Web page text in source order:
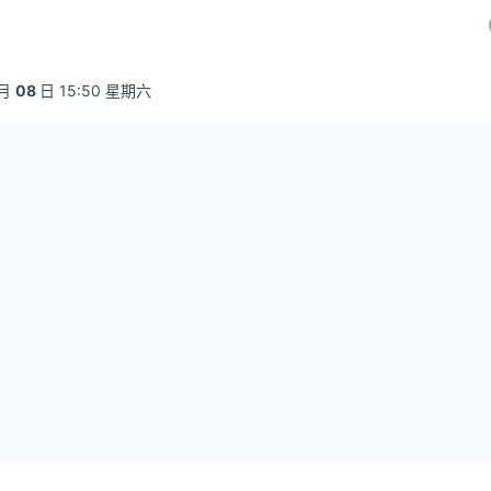
08 日 15:50 星期六